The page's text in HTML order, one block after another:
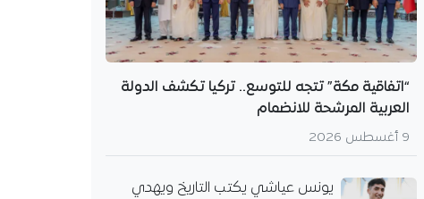
“اتفاقية مكة” تتجه للتوسع.. تركيا تكشف الدولة
العربية المرشحة للانضمام
9 أغسطس 2026
يونس عياشي يكتب التاريخ ويهدي